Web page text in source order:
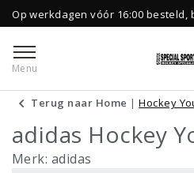
vóór 16:00 besteld, binnen 2
Menu
Terug naar Home |Hockey
adidas Hockey
Merk: adidas